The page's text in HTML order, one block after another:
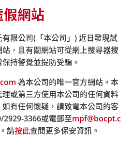
網站
限公司(「本公司」) 近日發現試
，且有關網站可從網上搜尋器搜
持警覺並提防受騙。
為本公司的唯一官方網站。本
或第三方使用本公司的任何資料
有任何懷疑，請致電本公司的客
2929-3366或電郵至mpf@bocpt.c
請按此查閱更多保安資訊。
託人會分批向未曾作出任何投資
示或有效之投資指示的計劃成員
出一封信件，以通知有關「預設
資策略」的安排。
託人會向所有參與僱主及計劃成
發出「預設投資策略實施前通知
書」。
關詳情，請按以下連結下載有關